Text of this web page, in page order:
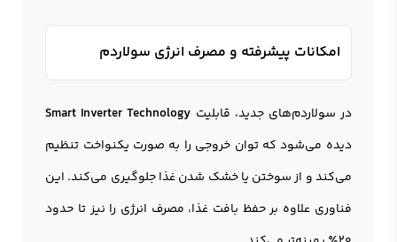
امکانات پیشرفته و مصرف انرژی سولاردم
در سولاردم‌های جدید، قابلیت Smart Inverter Technology
دیده می‌شود که توان خروجی را به صورت یکنواخت تنظیم
می‌کند و از سوختن یا خشک شدن غذا جلوگیری می‌کند. این
فناوری علاوه بر حفظ بافت غذا، مصرف انرژی را نیز تا حدود